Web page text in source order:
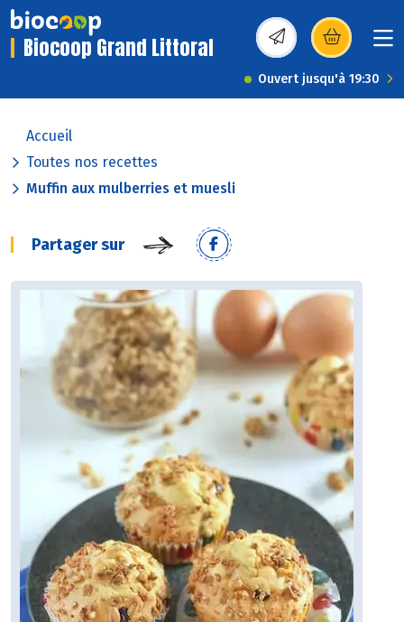
Biocoop Grand Littoral (s’ouvre dans une
Ouvert jusqu'à 19:30
Accueil
Toutes nos recettes
Muffin aux mulberries et muesli
Partager sur